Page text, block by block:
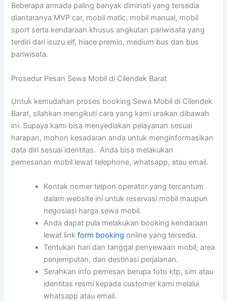
Beberapa armada paling banyak diminati yang tersedia
diantaranya MVP car, mobil matic, mobil manual, mobil
sport serta kendaraan khusus angkutan pariwisata yang
terdiri dari isuzu elf, hiace premio, medium bus dan bus
pariwisata.
Prosedur Pesan Sewa Mobil di Cilendek Barat
Untuk kemudahan proses booking Sewa Mobil di Cilendek
Barat, silahkan mengikuti cara yang kami uraikan dibawah
ini. Supaya kami bisa menyediakan pelayanan sesuai
harapan, mohon kesadaran anda untuk menginformasikan
data diri sesuai identitas. Anda bisa melakukan
pemesanan mobil lewat telephone, whatsapp, atau email.
Kontak nomer telpon operator yang tercantum
dalam website ini untuk reservasi mobil maupun
negosiasi harga sewa mobil.
Anda dapat pula melakukan booking kendaraan
lewat linkform booking online yang tersedia.
Tentukan hari dan tanggal penyewaan mobil, area
penjemputan, dan destinasi perjalanan.
Serahkan info pemesan berupa foto ktp, sim atau
identitas resmi kepada customer kami melalui
whatsapp atau email.